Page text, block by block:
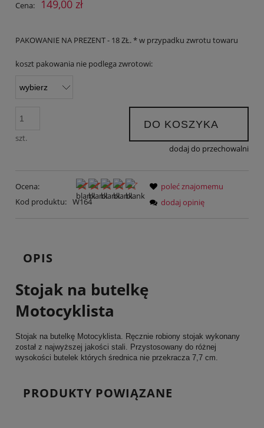
Cena: 149,00 zł
PAKOWANIE NA PREZENT - 18 ZŁ. * w przypadku zwrotu towaru
koszt pakowania nie podlega zwrotowi:
szt.
DO KOSZYKA
dodaj do przechowalni
Ocena:
Kod produktu: W164
poleć znajomemu
dodaj opinię
OPIS
Stojak na butelkę
Motocyklista
Stojak na butelkę Motocyklista. Ręcznie robiony stojak wykonany
został z najwyższej jakości stali. Przystosowany do różnej
wysokości butelek których średnica nie przekracza 7,7 cm.
PRODUKTY POWIĄZANE